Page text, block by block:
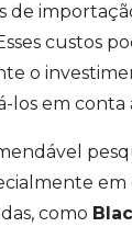
de
custos
o
los em conta
em
como